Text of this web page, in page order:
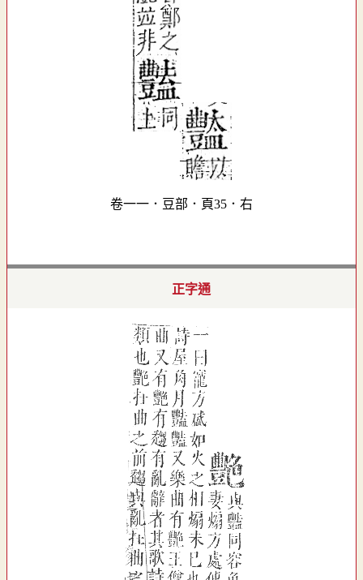
卷一一．豆部．頁35．右
正字通